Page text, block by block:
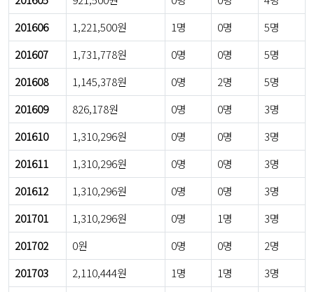
201606
1,221,500원 1명 0명
5명
201607
1,731,778원 0명 0명
5명
201608
1,145,378원 0명 2명
5명
201609
826,178원 0명 0명
3명
201610
1,310,296원 0명 0명
3명
201611
1,310,296원 0명 0명
3명
201612
1,310,296원 0명 0명
3명
201701
1,310,296원 0명 1명
3명
201702
0원 0명 0명
2명
201703
2,110,444원 1명 1명
3명